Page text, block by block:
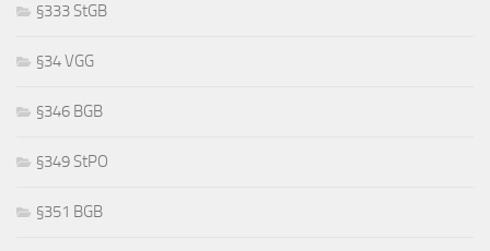
§333 StGB
§34 VGG
§346 BGB
§349 StPO
§351 BGB